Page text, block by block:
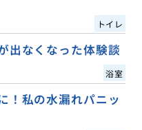
トイレ
出なくなった体験談
浴室
！私の水漏れパニッ